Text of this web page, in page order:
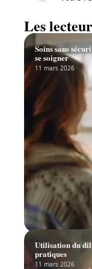
Les
Soins sans
se soigner
11 mars 2026
Utilisation du
pratiques
11 mars 2026